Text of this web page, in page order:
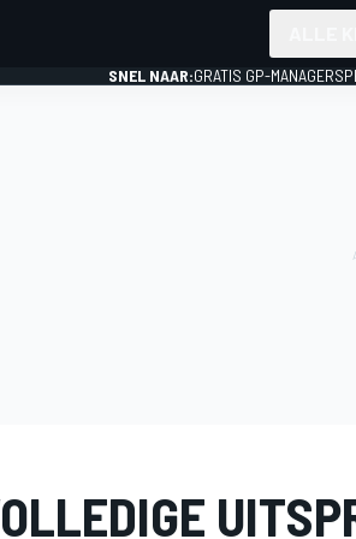
SNEL NAAR:GRATIS GP-